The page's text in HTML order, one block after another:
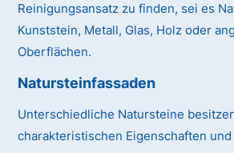
Reinigungsansatz zu finden, sei es
Kunststein, Metall, Glas, Holz oder
Oberflächen.
Natursteinfassaden
Unterschiedliche Natursteine
charakteristischen Eigenschaften